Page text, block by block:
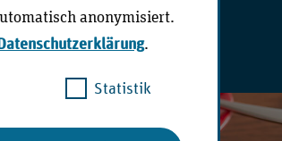
anonymisiert.
.
Statistik